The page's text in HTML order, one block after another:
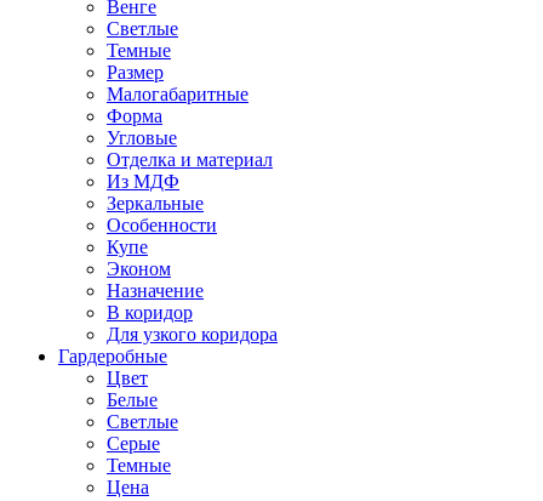
Венге
Светлые
Темные
Размер
Малогабаритные
Форма
Угловые
Отделка и материал
Из МДФ
Зеркальные
Особенности
Купе
Эконом
Назначение
В коридор
Для узкого коридора
Гардеробные
Цвет
Белые
Светлые
Серые
Темные
Цена